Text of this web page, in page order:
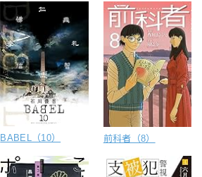
BABEL（10） 前科者（8）